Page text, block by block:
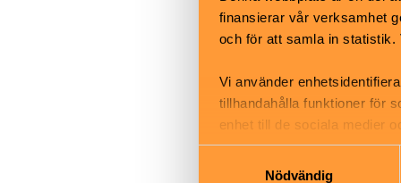
finansierar vår verksamhet
och för att samla in
Vi använder
tillhandahålla funktioner för
enhet till de sociala medier
informationen med annan
Nödvändig
exklusiv
historier. Lär,
När